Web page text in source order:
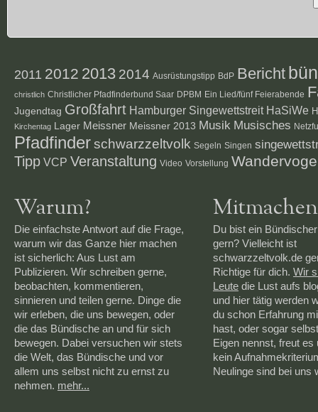
2011 2012 2013 2014 Ausrüstungstipp BdP Bericht
christlich Christlicher Pfadfinderbund Saar DPBM Ein Lied/fünf Feierabende
Jugendtag Großfahrt Hamburger Singewettstreit HaSiWe
Kirchentag Lager Meissner Meissner 2013 Musik Musisches
Pfadfinderschwarzzeltvolk Segeln Singen
Tipp VCP Veranstaltung Video Vorstellung
Warum?
Die einfachste Antwort auf die Frage,
warum wir das Ganze hier machen
ist sicherlich: Aus Lust am
Publizieren. Wir schreiben gerne,
beobachten, kommentieren,
sinnieren und teilen gerne. Dinge die
wir erleben, die uns bewegen, oder
die das Bündische an und für sich
bewegen. Dabei versuchen wir stets
die Welt, das Bündische und vor
allem uns selbst nicht zu ernst zu
nehmen. mehr...
Mitmachen
Du bist ein
gern? Vielleicht ist
schwarzzeltvolk.de
Richtige für dich. Wir
Leute die Lust aufs
und hier tätig werden
du schon Erfahrung
hast, oder sogar
Eigen nennst, freut es
kein
Neulinge sind bei uns